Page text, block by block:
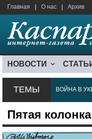
Главная О нас Архив
НОВОСТИ
ТЕМЫ ВОЙНА В
Пятая колонка